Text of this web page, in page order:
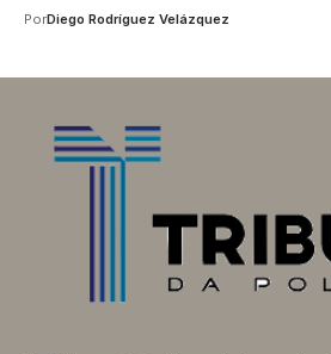
PorDiego Rodríguez Velázquez